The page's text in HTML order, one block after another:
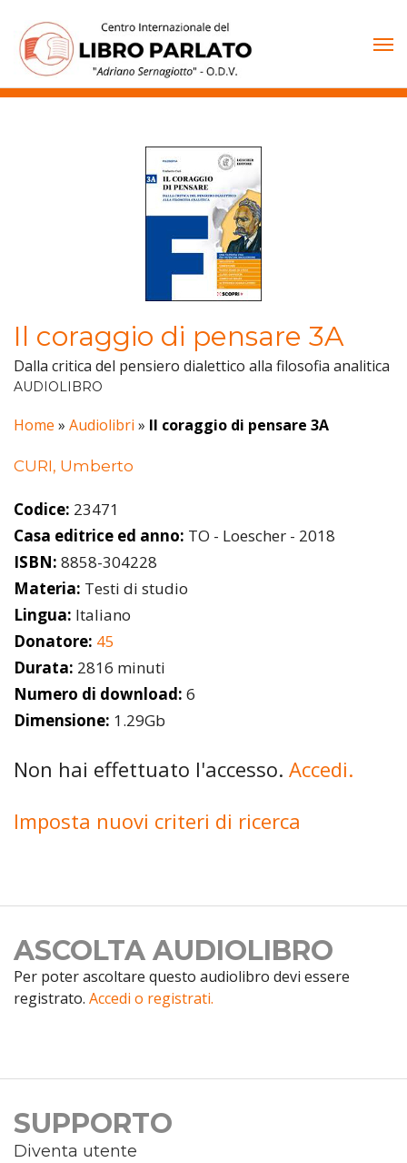
contenuto
Il coraggio di pensare 3A
Dalla critica del pensiero dialettico alla filosofia analitica
AUDIOLIBRO
Home » Audiolibri » Il coraggio di pensare 3A
CURI, Umberto
Codice: 23471
Casa editrice ed anno: TO - Loescher - 2018
ISBN: 8858-304228
Materia: Testi di studio
Lingua: Italiano
Donatore: 45
Durata: 2816 minuti
Numero di download: 6
Dimensione: 1.29Gb
Non hai effettuato l'accesso. Accedi.
Imposta nuovi criteri di ricerca
ASCOLTA AUDIOLIBRO
Per poter ascoltare questo audiolibro devi essere
registrato. Accedi o registrati.
SUPPORTO
Diventa utente